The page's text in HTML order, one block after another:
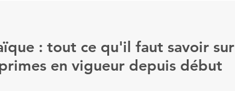
: tout ce qu'il faut savoir sur
en vigueur depuis début